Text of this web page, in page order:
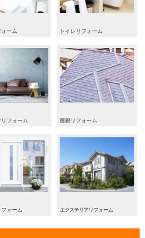
ーム トイレリフォーム
フォーム 屋根リフォーム
ォーム エクステリアリフォーム